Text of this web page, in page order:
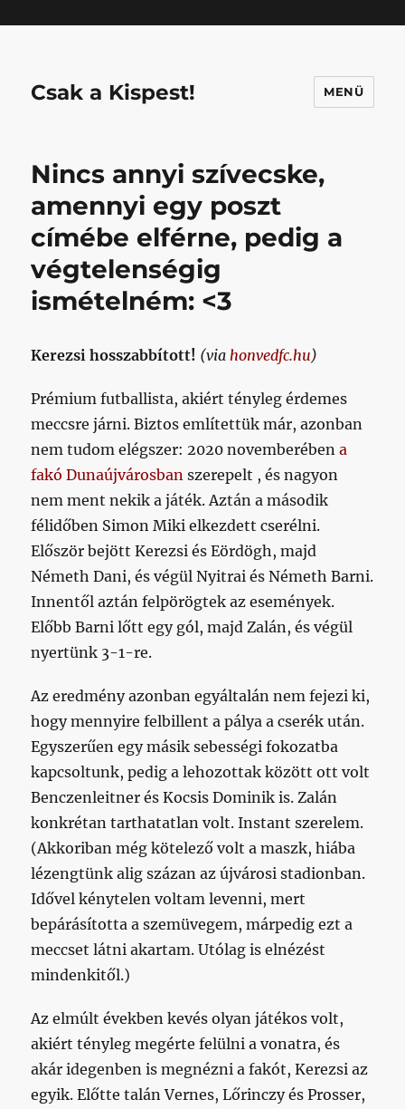
Csak a Kispest! MENÜ
Nincs annyi szívecske,
amennyi egy poszt
címébe elférne, pedig a
végtelenségig
ismételném: <3
Kerezsi hosszabbított! (viahonvedfc.hu)
Prémium futballista, akiért tényleg érdemes
meccsre járni. Biztos említettük már, azonban
nem tudom elégszer: 2020 novemberébena
fakó Dunaújvárosban szerepelt , és nagyon
nem ment nekik a játék. Aztán a második
félidőben Simon Miki elkezdett cserélni.
Először bejött Kerezsi és Eördögh, majd
Németh Dani, és végül Nyitrai és Németh Barni.
Innentől aztán felpörögtek az események.
Előbb Barni lőtt egy gól, majd Zalán, és végül
nyertünk 3-1-re.
Az eredmény azonban egyáltalán nem fejezi ki,
hogy mennyire felbillent a pálya a cserék után.
Egyszerűen egy másik sebességi fokozatba
kapcsoltunk, pedig a lehozottak között ott volt
Benczenleitner és Kocsis Dominik is. Zalán
konkrétan tarthatatlan volt. Instant szerelem.
(Akkoriban még kötelező volt a maszk, hiába
lézengtünk alig százan az újvárosi stadionban.
Idővel kénytelen voltam levenni, mert
bepárásította a szemüvegem, márpedig ezt a
meccset látni akartam. Utólag is elnézést
mindenkitől.)
Az elmúlt években kevés olyan játékos volt,
akiért tényleg megérte felülni a vonatra, és
akár idegenben is megnézni a fakót, Kerezsi az
egyik. Előtte talán Vernes, Lőrinczy és Prosser,